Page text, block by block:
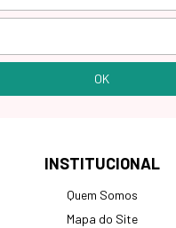
INSTITUCIONAL
Quem Somos
Mapa do Site